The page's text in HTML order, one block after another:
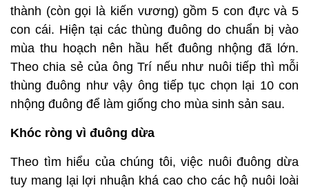
thành (còn gọi là kiến vương) gồm 5 con đực và 5
con cái. Hiện tại các thùng đuông do chuẩn bị vào
mùa thu hoạch nên hầu hết đuông nhộng đã lớn.
Theo chia sẻ của ông Trí nếu như nuôi tiếp thì mỗi
thùng đuông như vậy ông tiếp tục chọn lại 10 con
nhộng đuông để làm giống cho mùa sinh sản sau.
Khóc ròng vì đuông dừa
Theo tìm hiểu của chúng tôi, việc nuôi đuông dừa
tuy mang lại lợi nhuận khá cao cho các hộ nuôi loài